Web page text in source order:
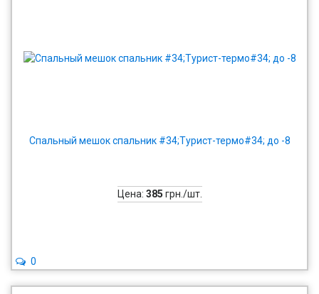
Спальный мешок спальник #34;Турист-термо#34; до -8
Цена: 385 грн./шт.
0